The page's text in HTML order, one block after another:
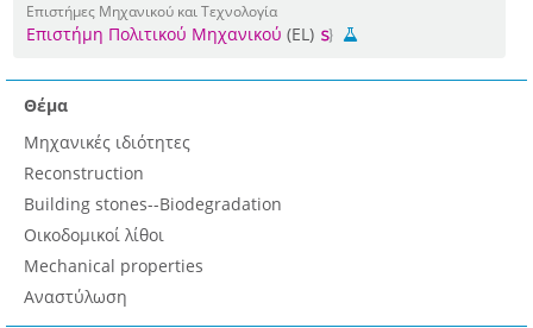
Επιστήμες Μηχανικού και Τεχνολογία
Επιστήμη Πολιτικού Μηχανικού (EL)
Θέμα
Μηχανικές ιδιότητες
Reconstruction
Building stones--Biodegradation
Οικοδομικοί λίθοι
Mechanical properties
Αναστύλωση